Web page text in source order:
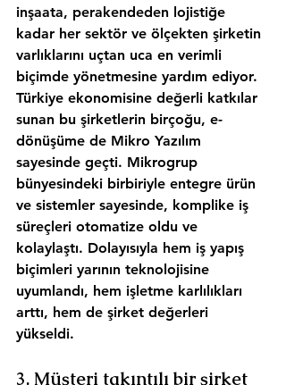
inşaata, perakendeden lojistiğe
kadar her sektör ve ölçekten şirketin
varlıklarını uçtan uca en verimli
biçimde yönetmesine yardım ediyor.
Türkiye ekonomisine değerli katkılar
sunan bu şirketlerin birçoğu, e-
dönüşüme de Mikro Yazılım
sayesinde geçti. Mikrogrup
bünyesindeki birbiriyle entegre ürün
ve sistemler sayesinde, komplike iş
süreçleri otomatize oldu ve
kolaylaştı. Dolayısıyla hem iş yapış
biçimleri yarının teknolojisine
uyumlandı, hem işletme karlılıkları
arttı, hem de şirket değerleri
yükseldi.
3. Müşteri takıntılı bir şirket